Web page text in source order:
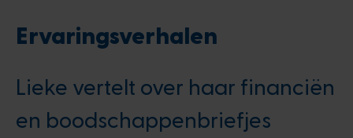
Ervaringsverhalen
Lieke vertelt over haar financiën
en boodschappenbriefjes